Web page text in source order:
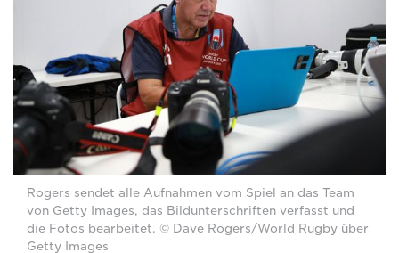
Rogers sendet alle Aufnahmen vom Spiel an das Team
von Getty Images, das Bildunterschriften verfasst und
die Fotos bearbeitet. © Dave Rogers/World Rugby über
Getty Images